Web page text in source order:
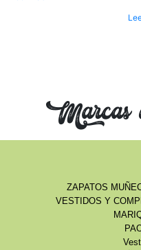
Marcas
ZAPATOS
VESTIDOS Y